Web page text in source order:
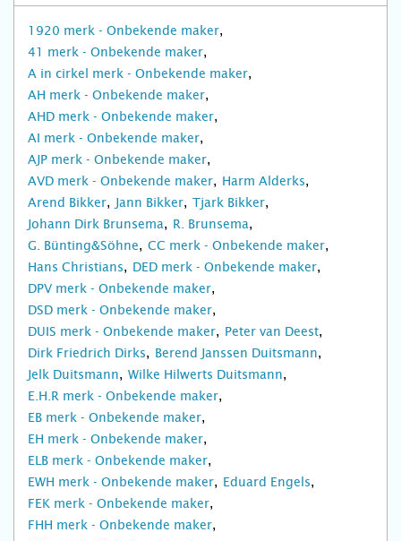
1920 merk - Onbekende maker
41 merk - Onbekende maker
A in cirkel merk - Onbekende maker
AH merk - Onbekende maker
AHD merk - Onbekende maker
AI merk - Onbekende maker
AJP merk - Onbekende maker
AVD merk - Onbekende maker
Harm Alderks
Arend Bikker
Jann Bikker
Tjark Bikker
Johann Dirk Brunsema
R. Brunsema
G. Bünting&Söhne
CC merk - Onbekende maker
Hans Christians
DED merk - Onbekende maker
DPV merk - Onbekende maker
DSD merk - Onbekende maker
DUIS merk - Onbekende maker
Peter van Deest
Dirk Friedrich Dirks
Berend Janssen Duitsmann
Jelk Duitsmann
Wilke Hilwerts Duitsmann
E.H.R merk - Onbekende maker
EB merk - Onbekende maker
EH merk - Onbekende maker
ELB merk - Onbekende maker
EWH merk - Onbekende maker
Eduard Engels
FEK merk - Onbekende maker
FHH merk - Onbekende maker